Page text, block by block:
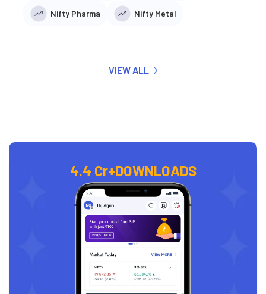
Nifty Pharma Nifty Metal
VIEW ALL
4.4 Cr+DOWNLOADS